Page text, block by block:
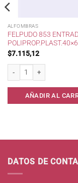
ALFOMBRAS
FELPUDO 853
$7.115,12
Felpudo 853 Entrada
AÑADIR AL
cantidad
DATOS DE